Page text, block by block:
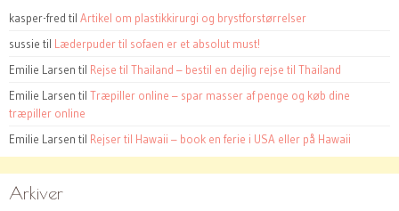
kasper-fred til Artikel om plastikkirurgi og brystforstørrelser
sussie til Læderpuder til sofaen er et absolut must!
Emilie Larsen til Rejse til Thailand – bestil en dejlig rejse til Thailand
Emilie Larsen til Træpiller online – spar masser af penge og køb dine
træpiller online
Emilie Larsen til Rejser til Hawaii – book en ferie i USA eller på Hawaii
Arkiver